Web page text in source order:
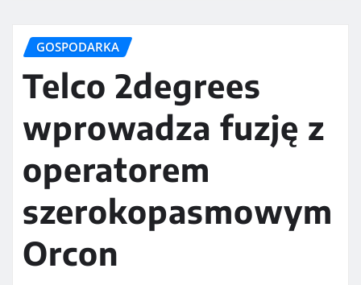
GOSPODARKA
Telco 2degrees
wprowadza fuzję z
operatorem
szerokopasmowym
Orcon